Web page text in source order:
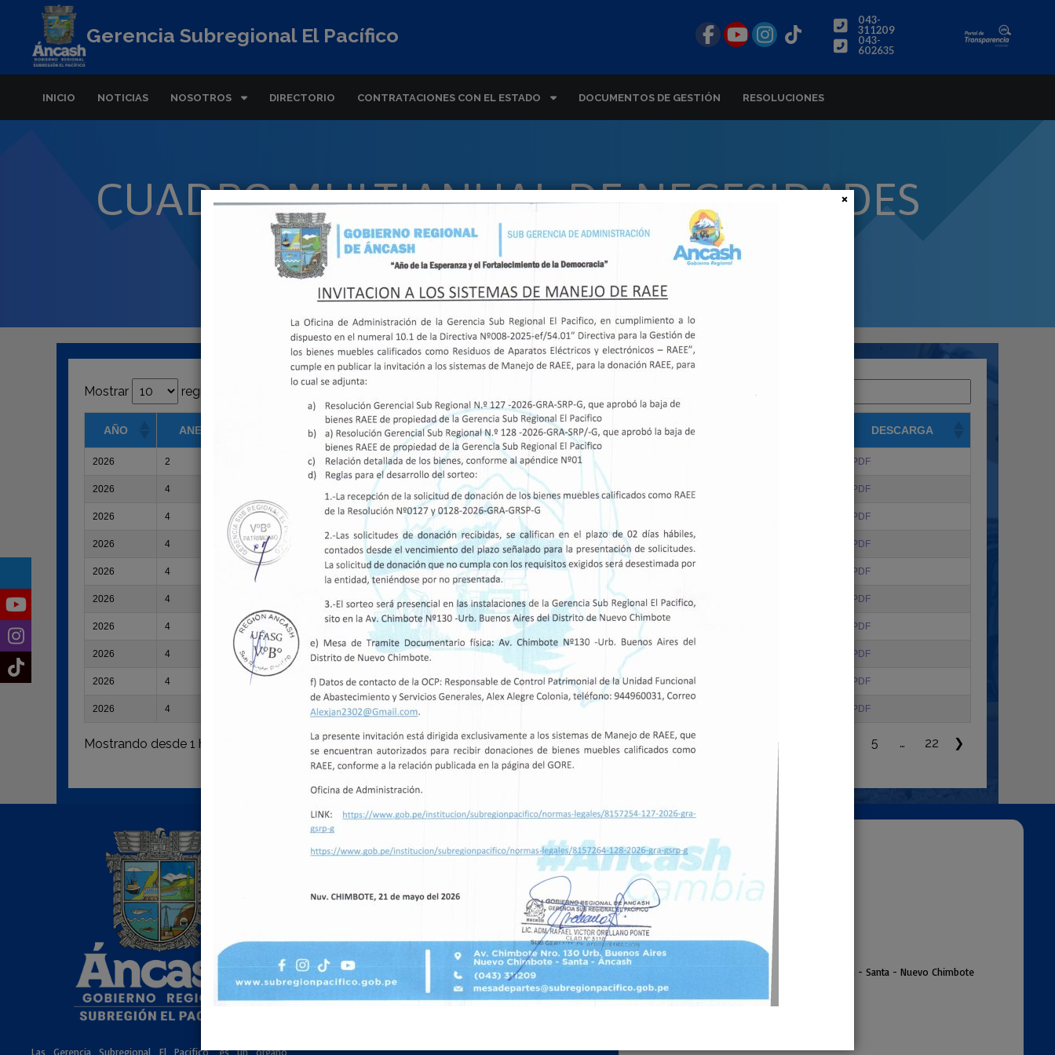
Gerencia Subregional El Pacífico
043-
311209
043-
602635
INICIO NOTICIAS NOSOTROS DIRECTORIO CONTRATACIONES CON EL ESTADO DOCUMENTOS DE GESTIÓN RESOLUCIONES
CUADRO MULTIANUAL DE NECESIDADES
SIGA-MEF
Mostrar registros
AÑO ANEXO DESCRIPCION DESCARGA
2026 2 CUADRO MULTIANUAL DE BIENES, SERVICIOS Y OBRAS 2026 - 2028 PDF
2026 4 APROBACIÓN DE MODIFICACIONES AL CUADRO MULTIANUAL DE NECESIDADES N° 01 PDF
2026 4 APROBACIÓN DE MODIFICACIONES AL CUADRO MULTIANUAL DE NECESIDADES N° 02 PDF
2026 4 APROBACIÓN DE MODIFICACIONES AL CUADRO MULTIANUAL DE NECESIDADES N° 03 PDF
2026 4 APROBACIÓN DE MODIFICACIONES AL CUADRO MULTIANUAL DE NECESIDADES N° 04 PDF
2026 4 APROBACIÓN DE MODIFICACIONES AL CUADRO MULTIANUAL DE NECESIDADES N° 05 PDF
2026 4 APROBACIÓN DE MODIFICACIONES AL CUADRO MULTIANUAL DE NECESIDADES N° 06 PDF
2026 4 APROBACIÓN DE MODIFICACIONES AL CUADRO MULTIANUAL DE NECESIDADES N° 07 PDF
2026 4 APROBACIÓN DE MODIFICACIONES AL CUADRO MULTIANUAL DE NECESIDADES N° 08 PDF
2026 4 APROBACIÓN DE MODIFICACIONES AL CUADRO MULTIANUAL DE NECESIDADES N° 09 PDF
Mostrando desde 1 hasta 10 de 220 registros 5 … 22 ❯
Las Gerencia Subregional El Pacifico, es un órgano
Enlaces De Interés
Documentos de Gestión
Misión y Visión
Gerencia Sub
Regional El Pacifico
Horarios de Atención:
Lunes a Viernes: 8:00 am a
17:00 pm
mesadepartes@subregionpacifico.gob.pe
Av. Chimbote Nro. 130 Urb. Buenos Air
es - Ancash - Santa - Nuevo Chimbote